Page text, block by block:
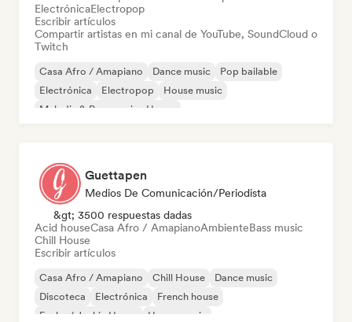
ElectrónicaElectropop
Escribir artículos
Compartir artistas en mi canal de YouTube, SoundCloud o
Twitch
Casa Afro / Amapiano Dance music
Pop bailable
Electrónica
Electropop
House music
Melodic & Progressive House
Guettapen
Medios De Comunicación/Periodista
&gt; 3500 respuestas dadas
Acid houseCasa Afro / AmapianoAmbienteBass music
Chill House
Escribir artículos
Casa Afro / Amapiano Chill House
Dance music
Discoteca
Electrónica
French house
Funky / Jackin House
House music